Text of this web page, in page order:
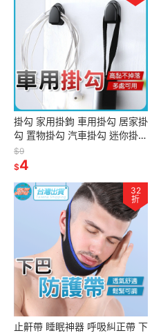
掛勾 家用掛鉤 車用掛勾 居家掛
勾 置物掛勾 汽車掛勾 迷你掛鉤
收納掛勾 多功能掛鉤 汽車收納
居家收納
$9
$4
32
折
止鼾帶 睡眠神器 呼吸糾正帶 下